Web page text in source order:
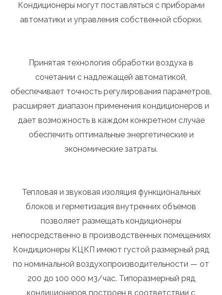
Кондиционеры могут поставляться с приборами
автоматики и управления собственной сборки.
Принятая технология обработки воздуха в
сочетании с надлежащей автоматикой,
обеспечивает точность регулирования параметров,
расширяет диапазон применения кондиционеров и
дает возможность в каждом конкретном случае
обеспечить оптимальные энергетические и
экономические затраты.
Тепловая и звуковая изоляция функциональных
блоков и герметизация внутренних объемов
позволяет размещать кондиционеры
непосредственно в производственных помещениях
Кондиционеры КЦКП имеют густой размерный ряд
по номинальной воздухопроизводительности — от
200 до 100 000 м3/час. Типоразмерный ряд
кондиционеров построен в соответствии с